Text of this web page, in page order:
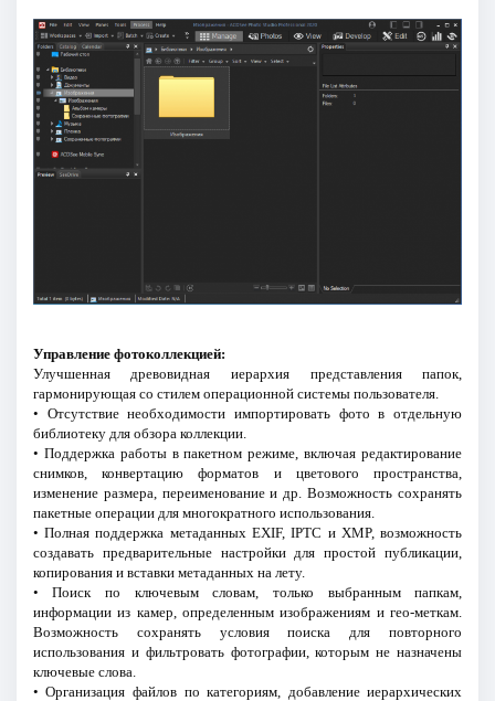
Управление фотоколлекцией:
Улучшенная древовидная иерархия представления папок,
гармонирующая со стилем операционной системы пользователя.
• Отсутствие необходимости импортировать фото в отдельную
библиотеку для обзора коллекции.
• Поддержка работы в пакетном режиме, включая редактирование
снимков, конвертацию форматов и цветового пространства,
изменение размера, переименование и др. Возможность сохранять
пакетные операции для многократного использования.
• Полная поддержка метаданных EXIF, IPTC и XMP, возможность
создавать предварительные настройки для простой публикации,
копирования и вставки метаданных на лету.
• Поиск по ключевым словам, только выбранным папкам,
информации из камер, определенным изображениям и гео-меткам.
Возможность сохранять условия поиска для повторного
использования и фильтровать фотографии, которым не назначены
ключевые слова.
• Организация файлов по категориям, добавление иерархических